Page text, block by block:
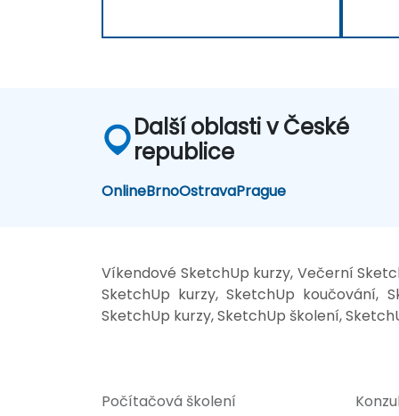
Další oblasti v České
republice
OnlineBrnoOstravaPrague
Víkendové SketchUp kurzy, Večerní
SketchUp kurzy, SketchUp koučování,
SketchUp kurzy, SketchUp školení,
Počítačová školení